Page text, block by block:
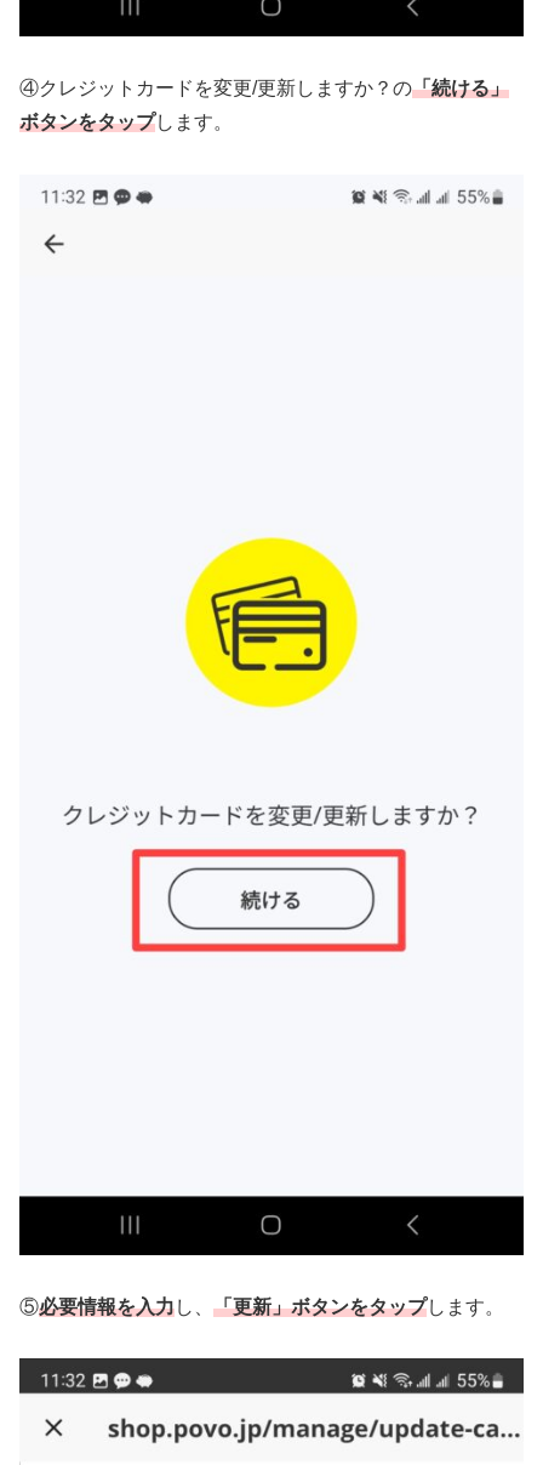
④クレジットカードを変更/更新しますか？の「続ける」
ボタンをタップします。
⑤必要情報を入力し、 「更新」ボタンをタップします。